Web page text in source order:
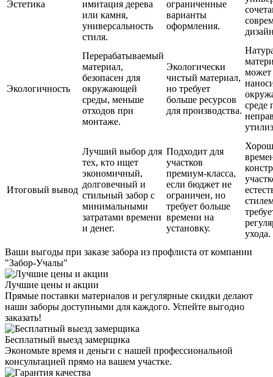
Эстетика
имитация дерева
или камня,
универсальность
стиля.
ограниченные
варианты
оформления.
Экологичность
Перерабатываемый
материал,
безопасен для
окружающей
среды, меньше
отходов при
монтаже.
Экологически
чистый материал,
но требует
больше ресурсов
для производства.
может
среде
Итоговый вывод
Лучший выбор для
тех, кто ищет
экономичный,
долговечный и
стильный забор с
минимальными
затратами времени
и денег.
Подходит для
участков
премиум-класса,
если бюджет не
ограничен, но
требует больше
времени на
установку.
ухода.
Ваши выгоды при заказе забора из профлиста от компании
"Забор-Учалы"
Лучшие цены и акции
Прямые поставки материалов и регулярные скидки делают
наши заборы доступными для каждого. Успейте выгодно
заказать!
Бесплатный выезд замерщика
Экономьте время и деньги с нашей профессиональной
консультацией прямо на вашем участке.